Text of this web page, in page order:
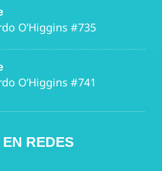
O’Higgins #735
O’Higgins #741
REDES